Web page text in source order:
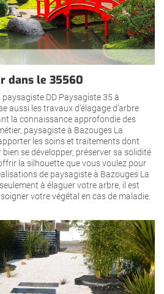
dans le 35560
DD Paysagiste 35 à
aussi les travaux d’élagage d’arbre
la connaissance approfondie des
paysagiste à Bazouges La
les soins et traitements dont
se développer, préserver sa solidité
la silhouette que vous voulez pour
de paysagiste à Bazouges La
à élaguer votre arbre, il est
votre végétal en cas de maladie.